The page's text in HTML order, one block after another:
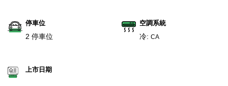
停車位
2 停車位
空調系統
冷: CA
上市日期